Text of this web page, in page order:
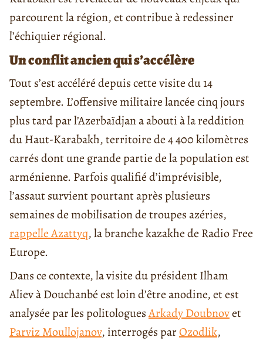
parcourent la région, et contribue à redessiner
l’échiquier régional.
Un conflit ancien qui s’accélère
Tout s’est accéléré depuis cette visite du 14
septembre. L’offensive militaire lancée cinq jours
plus tard par l’Azerbaïdjan a abouti à la reddition
du Haut-Karabakh, territoire de 4 400 kilomètres
carrés dont une grande partie de la population est
arménienne. Parfois qualifié d’imprévisible,
l’assaut survient pourtant après plusieurs
semaines de mobilisation de troupes azéries,
rappelle Azattyq, la branche kazakhe de Radio Free
Europe.
Dans ce contexte, la visite du président Ilham
Aliev à Douchanbé est loin d’être anodine, et est
analysée par les politologuesArkady Doubnovet
Parviz Moullojanov, interrogés parOzodlik,